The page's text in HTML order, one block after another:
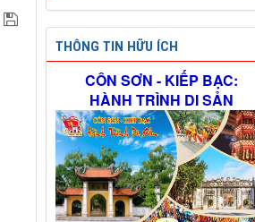
THÔNG TIN HỮU ÍCH
CÔN SƠN - KIẾP BẠC:
HÀNH TRÌNH DI SẢN